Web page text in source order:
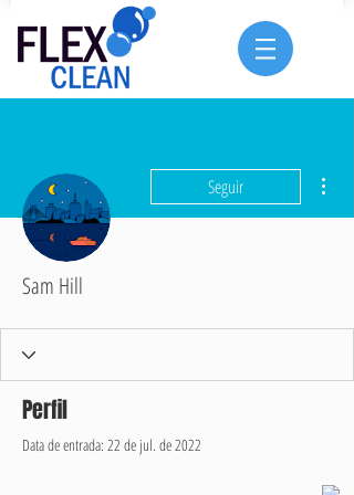
Seguir
Sam Hill
Perfil
Data de entrada: 22 de jul. de 2022